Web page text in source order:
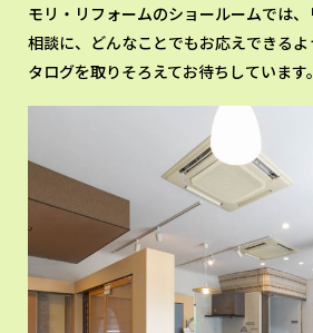
モリ・リフォームのショールームでは
相談に、どんなことでもお応えできる
タログを取りそろえてお待ちしています。